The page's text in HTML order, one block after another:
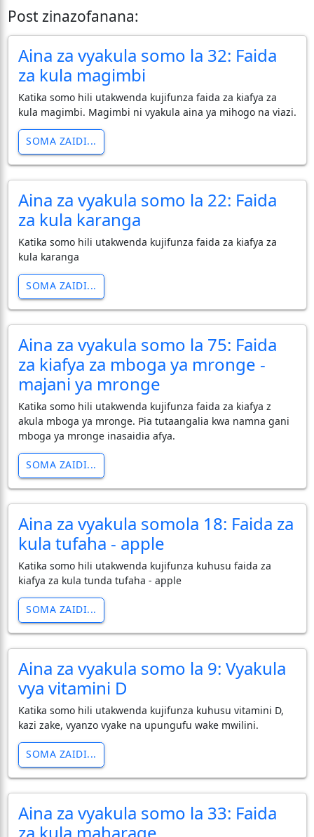
Post zinazofanana:
Aina za vyakula somo la 32: Faida
za kula magimbi
Katika somo hili utakwenda kujifunza faida za kiafya za
kula magimbi. Magimbi ni vyakula aina ya mihogo na viazi.
SOMA ZAIDI...
Aina za vyakula somo la 22: Faida
za kula karanga
Katika somo hili utakwenda kujifunza faida za kiafya za
kula karanga
SOMA ZAIDI...
Aina za vyakula somo la 75: Faida
za kiafya za mboga ya mronge -
majani ya mronge
Katika somo hili utakwenda kujifunza faida za kiafya z
akula mboga ya mronge. Pia tutaangalia kwa namna gani
mboga ya mronge inasaidia afya.
SOMA ZAIDI...
Aina za vyakula somola 18: Faida za
kula tufaha - apple
Katika somo hili utakwenda kujifunza kuhusu faida za
kiafya za kula tunda tufaha - apple
SOMA ZAIDI...
Aina za vyakula somo la 9: Vyakula
vya vitamini D
Katika somo hili utakwenda kujifunza kuhusu vitamini D,
kazi zake, vyanzo vyake na upungufu wake mwilini.
SOMA ZAIDI...
Aina za vyakula somo la 33: Faida
za kula maharage